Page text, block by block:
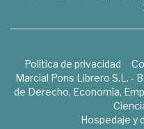
Política de privacidad
Marcial Pons Librero S.L. -
de Derecho, Economía,
Hospedaje y